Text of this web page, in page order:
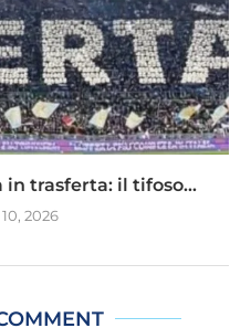
in trasferta: il tifoso...
2026